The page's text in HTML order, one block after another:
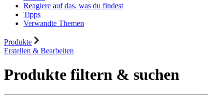
Reagiere auf das, was du findest
Tipps
Verwandte Themen
Produkte
Erstellen & Bearbeiten
Produkte filtern & suchen